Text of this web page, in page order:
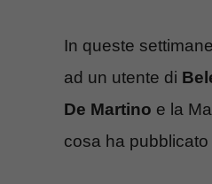
In queste
ad un utente di
De Martino e la
cosa ha